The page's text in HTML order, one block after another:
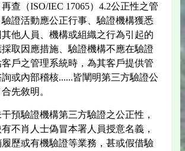
查（ISO/IEC 17065）4.2公正性之管
證活動應公正行事、驗證機構獲悉
他人員、機構或組織之行為引起的
取因應措施、驗證機構不應在驗證
戶之管理系統時，為其客戶提供管
或內部稽核......皆闡明第三方驗證公
先敘明。
預驗證機構第三方驗證之公正性，
不肖人士偽冒本署人員授意名義，
歷或有機驗證等業務，甚或假借驗